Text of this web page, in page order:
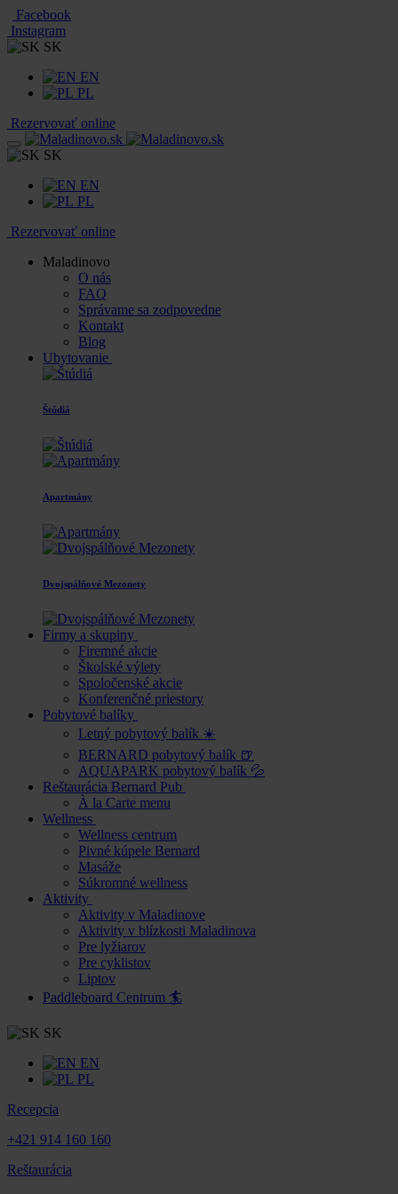
Facebook
Instagram
SK
EN
PL
Rezervovať online
SK
EN
PL
Rezervovať online
Maladinovo
O nás
FAQ
Správame sa zodpovedne
Kontakt
Blog
Ubytovanie
Štúdiá
Apartmány
Dvojspálňové Mezonety
Firmy a skupiny
Firemné akcie
Školské výlety
Spoločenské akcie
Konferenčné priestory
Pobytové balíky
Letný pobytový balík ☀️
BERNARD pobytový balík 🍺
AQUAPARK pobytový balík 💦
Reštaurácia Bernard Pub
À la Carte menu
Wellness
Wellness centrum
Pivné kúpele Bernard
Masáže
Súkromné wellness
Aktivity
Aktivity v Maladinove
Aktivity v blízkosti Maladinova
Pre lyžiarov
Pre cyklistov
Liptov
Paddleboard Centrum 🏄
SK
EN
PL
Recepcia
+421 914 160 160
Reštaurácia